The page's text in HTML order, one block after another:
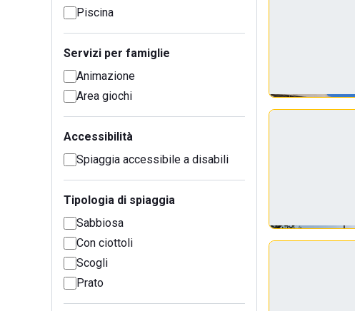
Piscina
Servizi per famiglie
Animazione
Area giochi
Accessibilità
Spiaggia accessibile a disabili
Tipologia di spiaggia
Sabbiosa
Con ciottoli
Scogli
Prato